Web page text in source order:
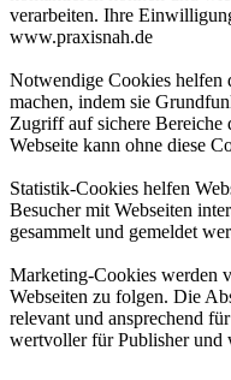
verarbeiten. Ihre
www.praxisnah.de
Notwendige Cookies helfen
machen, indem sie
Zugriff auf sichere Bereiche
Webseite kann ohne diese
Statistik-Cookies helfen
Besucher mit Webseiten
gesammelt und gemeldet
Marketing-Cookies werden
Webseiten zu folgen. Die
relevant und ansprechend
wertvoller für Publisher und